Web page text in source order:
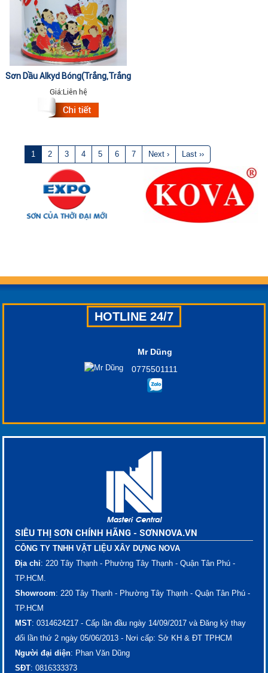
Sơn Dầu Alkyd Bóng(Trắng,Trắng
Xanh,Vàng,Tím Môn,Cam...) 16kg
Giá:Liên hệ
1 2 3 4 5 6 7 Next › Last ››
HOTLINE 24/7
Mr Dũng
0775501111
SIÊU THỊ SƠN CHÍNH HÃNG - SƠNNOVA.VN
CÔNG TY TNHH VẬT LIỆU XÂY DỰNG NOVA
Địa chỉ: 220 Tây Thạnh - Phường Tây Thạnh - Quận Tân Phú -
TP.HCM.
Showroom: 220 Tây Thạnh - Phường Tây Thạnh - Quận Tân Phú -
TP.HCM
MST: 0314624217 - Cấp lần đầu ngày 14/09/2017 và Đăng ký thay
đổi lần thứ 2 ngày 05/06/2013 - Nơi cấp: Sở KH & ĐT TPHCM
Người đại diện: Phan Văn Dũng
SĐT: ​​​​​​​​​0816333373